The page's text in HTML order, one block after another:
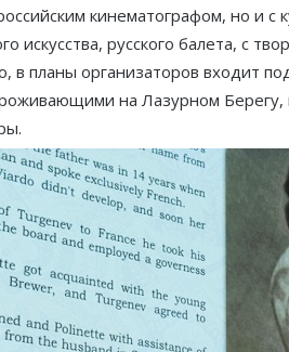
кинематографом, но и с
искусства, русского балета, с
в планы организаторов входит
на Лазурном Берегу,